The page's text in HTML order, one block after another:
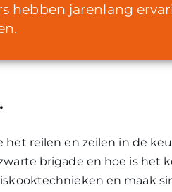
hebben jarenlang
het reilen en zeilen in de
brigade en hoe is het
en maak